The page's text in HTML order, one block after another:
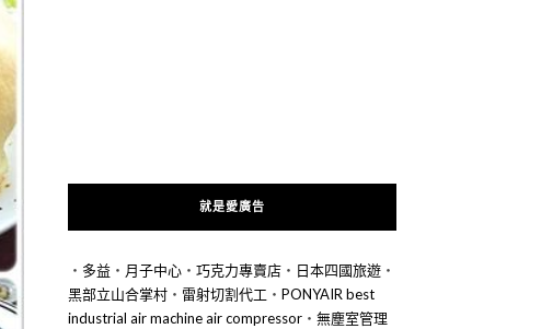
就是愛廣告
‧ 多益 ‧ 月子中心 ‧ 巧克力專賣店 ‧ 日本四國旅遊 ‧
黑部立山合掌村 ‧ 雷射切割代工 ‧ PONYAIR best
industrial air machine air compressor ‧ 無塵室管理